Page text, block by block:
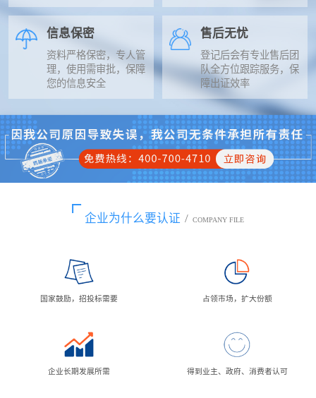
信息保密
资料严格保密，专人管
理，使用需审批，保障
您的信息安全
售后无忧
登记后会有专业售后团
队全方位跟踪服务，保
障出证效率
企业为什么要认证 / COMPANY FILE
国家鼓励，招投标需要 占领市场，扩大份额
企业长期发展所需 得到业主、政府、消费者认可